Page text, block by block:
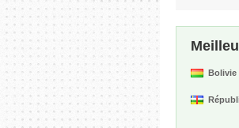
Bolivie